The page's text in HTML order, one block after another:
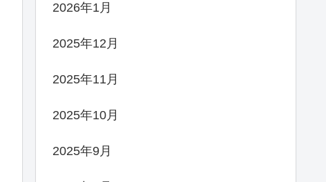
2026年1月
2025年12月
2025年11月
2025年10月
2025年9月